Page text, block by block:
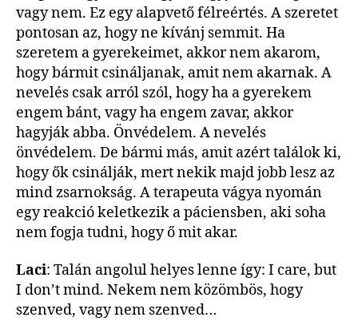
vagy nem. Ez egy alapvető félreértés. A szeretet
pontosan az, hogy ne kívánj semmit. Ha
szeretem a gyerekeimet, akkor nem akarom,
hogy bármit csináljanak, amit nem akarnak. A
nevelés csak arról szól, hogy ha a gyerekem
engem bánt, vagy ha engem zavar, akkor
hagyják abba. Önvédelem. A nevelés
önvédelem. De bármi más, amit azért találok ki,
hogy ők csinálják, mert nekik majd jobb lesz az
mind zsarnokság. A terapeuta vágya nyomán
egy reakció keletkezik a páciensben, aki soha
nem fogja tudni, hogy ő mit akar.
Laci: Talán angolul helyes lenne így: I care, but
I don’t mind. Nekem nem közömbös, hogy
szenved, vagy nem szenved…